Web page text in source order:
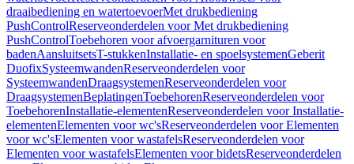
draaibediening en watertoevoerMet drukbediening
PushControlReserveonderdelen voor Met drukbediening
PushControlToebehoren voor afvoergarnituren voor
badenAansluitsetsT-stukkenInstallatie- en spoelsystemenGeberit
DuofixSysteemwandenReserveonderdelen voor
SysteemwandenDraagsystemenReserveonderdelen voor
DraagsystemenBeplatingenToebehorenReserveonderdelen voor
ToebehorenInstallatie-elementenReserveonderdelen voor Installatie-
elementenElementen voor wc'sReserveonderdelen voor Elementen
voor wc'sElementen voor wastafelsReserveonderdelen voor
Elementen voor wastafelsElementen voor bidetsReserveonderdelen